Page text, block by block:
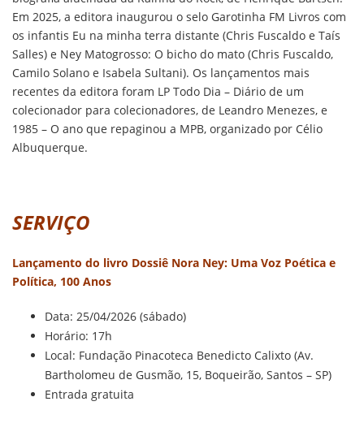
Em 2025, a editora inaugurou o selo Garotinha FM Livros com
os infantis Eu na minha terra distante (Chris Fuscaldo e Taís
Salles) e Ney Matogrosso: O bicho do mato (Chris Fuscaldo,
Camilo Solano e Isabela Sultani). Os lançamentos mais
recentes da editora foram LP Todo Dia – Diário de um
colecionador para colecionadores, de Leandro Menezes, e
1985 – O ano que repaginou a MPB, organizado por Célio
Albuquerque.
SERVIÇO
Lançamento do livro Dossiê Nora Ney: Uma Voz Poética e
Política, 100 Anos
Data: 25/04/2026 (sábado)
Horário: 17h
Local: Fundação Pinacoteca Benedicto Calixto (Av.
Bartholomeu de Gusmão, 15, Boqueirão, Santos – SP)
Entrada gratuita